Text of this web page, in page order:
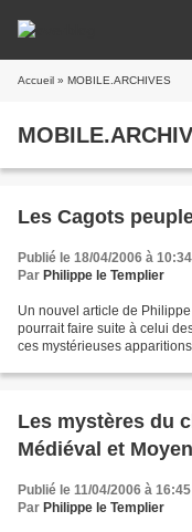
Accueil » MOBILE.ARCHIVES
Les Cagots
Publié le 18/04/2006 à 10:34
Par Philippe le Templier
Un nouvel article de
pourrait faire suite à celui
ces mystérieuses
Les mystères du
Médiéval et
Publié le 11/04/2006 à 16:45
Par Philippe le Templier